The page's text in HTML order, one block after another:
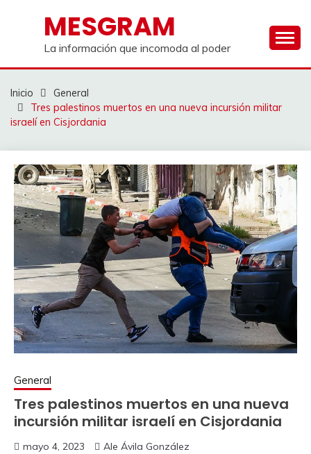
contenidoMESGRAM
La información que incomoda al poder
Inicio
General
Tres palestinos muertos en una nueva incursión militar
israelí en Cisjordania
General
Tres palestinos muertos en una nueva
incursión militar israelí en Cisjordania
mayo 4, 2023 Ale Ávila González